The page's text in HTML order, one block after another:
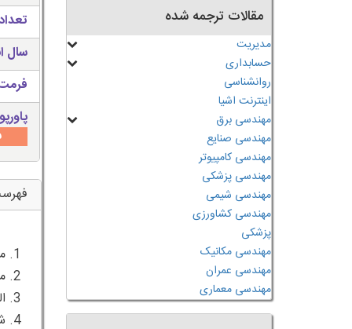
سال
مقالات ترجمه شده
مدیریت
حسابداری
روانشناسی
اینترنت اشیا
مهندسی برق
مهندسی صنایع
مهندسی کامپیوتر
مهندسی پزشکی
مهندسی شیمی
مهندسی کشاورزی
پزشکی
مهندسی مکانیک
مهندسی عمران
مهندسی معماری